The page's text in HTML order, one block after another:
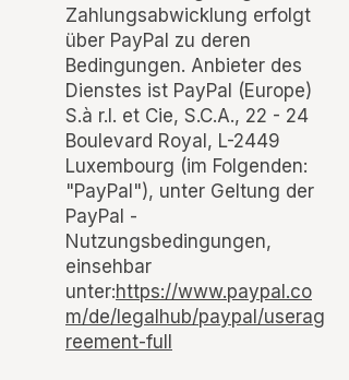
Zahlungsabwicklung erfolgt
über PayPal zu deren
Bedingungen. Anbieter des
Dienstes ist PayPal (Europe)
S.à r.l. et Cie, S.C.A., 22 - 24
Boulevard Royal, L-2449
Luxembourg (im Folgenden:
"PayPal"), unter Geltung der
PayPal -
Nutzungsbedingungen,
einsehbar
unter:https://www.paypal.co
m/de/legalhub/paypal/userag
reement-full